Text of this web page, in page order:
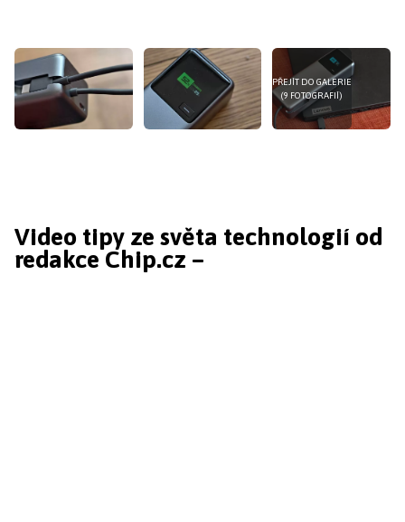
PŘEJÍT DO GALERIE
(9 FOTOGRAFIÍ)
Video tipy ze světa technologií od
redakce Chip.cz –